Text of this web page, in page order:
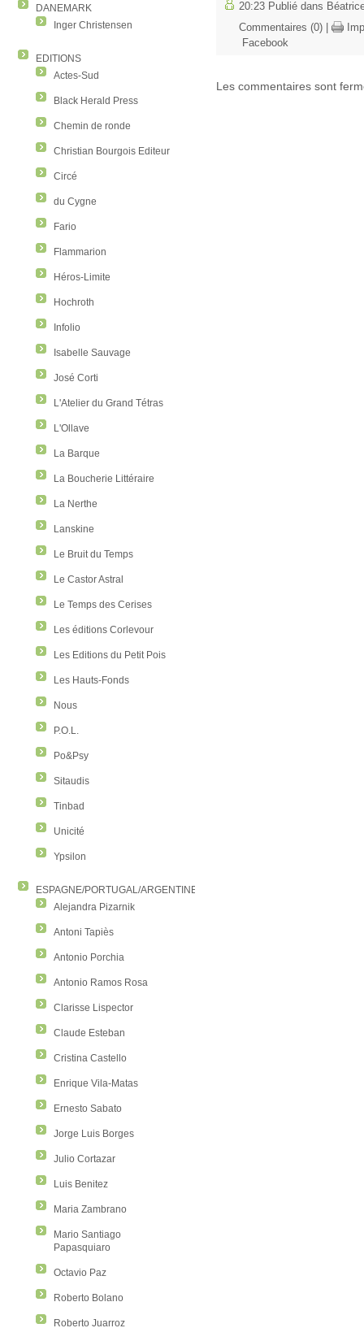
DANEMARK
Inger Christensen
EDITIONS
Actes-Sud
Black Herald Press
Chemin de ronde
Christian Bourgois Editeur
Circé
du Cygne
Fario
Flammarion
Héros-Limite
Hochroth
Infolio
Isabelle Sauvage
José Corti
L'Atelier du Grand Tétras
L'Ollave
La Barque
La Boucherie Littéraire
La Nerthe
Lanskine
Le Bruit du Temps
Le Castor Astral
Le Temps des Cerises
Les éditions Corlevour
Les Editions du Petit Pois
Les Hauts-Fonds
Nous
P.O.L.
Po&Psy
Sitaudis
Tinbad
Unicité
Ypsilon
ESPAGNE/PORTUGAL/ARGENTINE/COLOMBIE
Alejandra Pizarnik
Antoni Tapiès
Antonio Porchia
Antonio Ramos Rosa
Clarisse Lispector
Claude Esteban
Cristina Castello
Enrique Vila-Matas
Ernesto Sabato
Jorge Luis Borges
Julio Cortazar
Luis Benitez
Maria Zambrano
Mario Santiago
Papasquiaro
Octavio Paz
Roberto Bolano
Roberto Juarroz
20:23 Publié dans
Commentaires (0)
Facebook
Les commentaires sont